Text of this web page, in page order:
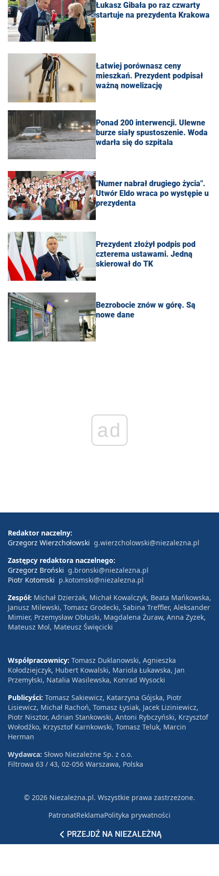
Łukasz Gibała po raz czwarty
startuje na prezydenta Krakowa
Łatwiej porównasz ceny
mieszkań. Prezydent podpisał
ważną nowelizację
Ponad 200 interwencji. Ulewne
burze siały spustoszenie. Woda
wdarła się do szpitala
"Numer nabrał drugiego życia".
Utwór Eldo wraca po występie u
prezydenta
Prezydent złożył podpis pod
czterema ustawami. Jedną
skierował do TK
Bezrobocie znów w górę. Są
nowe dane
ad
PRZEJDŹ NA NIEZALEŻNĄ
Redaktor naczelny:
Grzegorz Wierzchołowski g.wierzcholowski@niezalezna.pl
Zastępcy redaktora naczelnego:
Grzegorz Broński g.bronski@niezalezna.pl
Piotr Kotomski p.kotomski@niezalezna.pl
Zespół: Michał Dzierżak, Michał Kowalczyk, Beata Mańkowska,
Janusz Milewski, Tomasz Grodecki, Sabina Treffler, Aleksander
Mimier, Przemysław Obłuski, Magdalena Żuraw, Anna Zyzek,
Mateusz Mol, Mateusz Święcicki
Współpracownicy: Tomasz Duklanowski, Agnieszka
Kołodziejczyk, Hubert Kowalski, Mariola Łukawska, Jan
Przemyłski, Natalia Wasilewska, Konrad Wysocki
Publicyści: Tomasz Sakiewicz, Katarzyna Gójska, Piotr
Lisiewicz, Michał Rachoń, Tomasz Łysiak, Jacek Liziniewicz,
Piotr Nisztor, Adrian Stankowski, Antoni Rybczyński, Krzysztof
Wołodźko, Krzysztof Karnkowski, Tomasz Teluk, Marcin
Herman
Wydawca: Słowo Niezależne Sp. z o.o.
Filtrowa 63 / 43, 02-056 Warszawa, Polska
© 2026 Niezależna.pl. Wszystkie prawa zastrzeżone.
PatronatReklamaPolityka prywatności